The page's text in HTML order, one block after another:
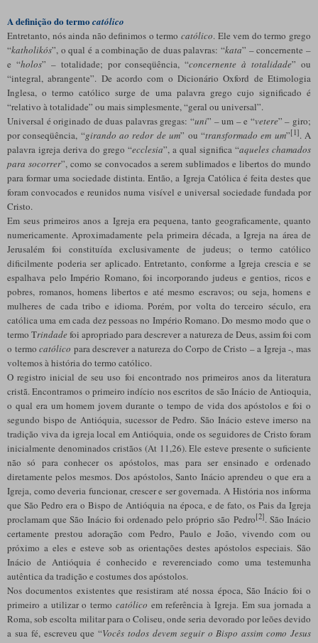
A definição do termo católico
Entretanto, nós ainda não definimos o termocatólico. Ele vem do termo grego
“katholikós”, o qual é a combinação de duas palavras: “kata” – concernente –
e “holos” – totalidade; por conseqüência, “concernente à totalidade” ou
“integral, abrangente”. De acordo com o Dicionário Oxford de Etimologia
Inglesa, o termo católico surge de uma palavra grego cujo significado é
“relativo à totalidade” ou mais simplesmente, “geral ou universal”.
Universal é originado de duas palavras gregas: “uni” – um – e “vetere” – giro;
por conseqüência, “girando ao redor de um” ou “transformado em um”[1]. A
palavra igreja deriva do grego “ecclesia”, a qual significa “aqueles chamados
para socorrer”, como se convocados a serem sublimados e libertos do mundo
para formar uma sociedade distinta. Então, a Igreja Católica é feita destes que
foram convocados e reunidos numa visível e universal sociedade fundada por
Cristo.
Em seus primeiros anos a Igreja era pequena, tanto geograficamente, quanto
numericamente. Aproximadamente pela primeira década, a Igreja na área de
Jerusalém foi constituída exclusivamente de judeus; o termo católico
dificilmente poderia ser aplicado. Entretanto, conforme a Igreja crescia e se
espalhava pelo Império Romano, foi incorporando judeus e gentios, ricos e
pobres, romanos, homens libertos e até mesmo escravos; ou seja, homens e
mulheres de cada tribo e idioma. Porém, por volta do terceiro século, era
católica uma em cada dez pessoas no Império Romano. Do mesmo modo que o
termo Trindade foi apropriado para descrever a natureza de Deus, assim foi com
o termocatólico para descrever a natureza do Corpo de Cristo – a Igreja -, mas
voltemos à história do termo católico.
O registro inicial de seu uso foi encontrado nos primeiros anos da literatura
cristã. Encontramos o primeiro indício nos escritos de são Inácio de Antioquia,
o qual era um homem jovem durante o tempo de vida dos apóstolos e foi o
segundo bispo de Antióquia, sucessor de Pedro. São Inácio esteve imerso na
tradição viva da igreja local em Antióquia, onde os seguidores de Cristo foram
inicialmente denominados cristãos (At 11,26). Ele esteve presente o suficiente
não só para conhecer os apóstolos, mas para ser ensinado e ordenado
diretamente pelos mesmos. Dos apóstolos, Santo Inácio aprendeu o que era a
Igreja, como deveria funcionar, crescer e ser governada. A História nos informa
que São Pedro era o Bispo de Antióquia na época, e de fato, os Pais da Igreja
proclamam que São Inácio foi ordenado pelo próprio são Pedro[2]. São Inácio
certamente prestou adoração com Pedro, Paulo e João, vivendo com ou
próximo a eles e esteve sob as orientações destes apóstolos especiais. São
Inácio de Antióquia é conhecido e reverenciado como uma testemunha
autêntica da tradição e costumes dos apóstolos.
Nos documentos existentes que resistiram até nossa época, São Inácio foi o
primeiro a utilizar o termo católico em referência à Igreja. Em sua jornada a
Roma, sob escolta militar para o Coliseu, onde seria devorado por leões devido
a sua fé, escreveu que “Vocês todos devem seguir o Bispo assim como Jesus